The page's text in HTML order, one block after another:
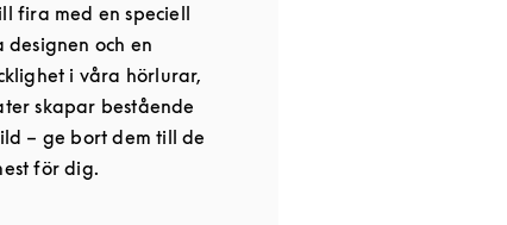
fira med en speciell
och en
i våra hörlurar,
skapar bestående
– ge bort dem till de
för dig.